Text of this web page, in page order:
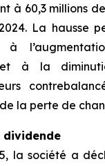
à 60,3 millions
La hausse
à
et à la
la perte de
dividende
la société a